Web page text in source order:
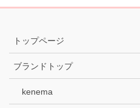
トップページ
ブランドトップ
kenema